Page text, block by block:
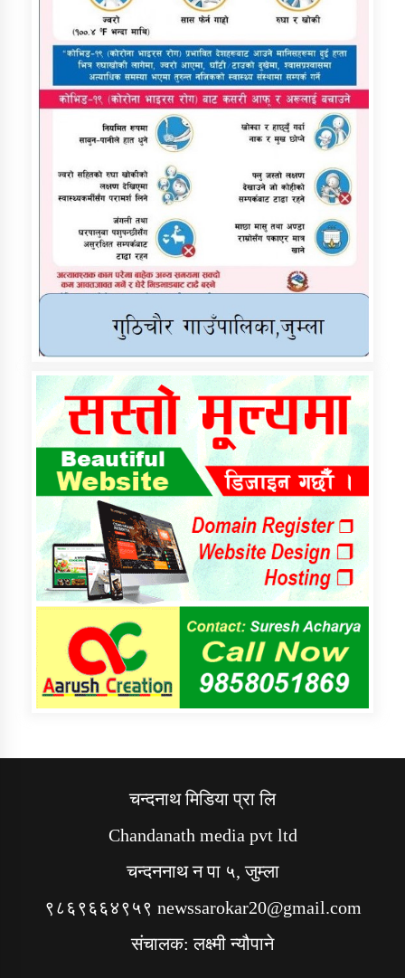
चन्दनाथ मिडिया प्रा लि
Chandanath media pvt ltd
चन्दननाथ न पा ५, जुम्ला
९८६९६६४९५९ newssarokar20@gmail.com
संचालक: लक्ष्मी न्यौपाने